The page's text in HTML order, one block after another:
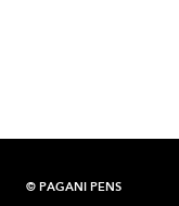
© PAGANI PENS